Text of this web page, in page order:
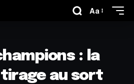
Aa
: la
tirage au sort